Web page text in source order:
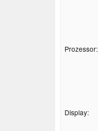
Prozessor:
Display: